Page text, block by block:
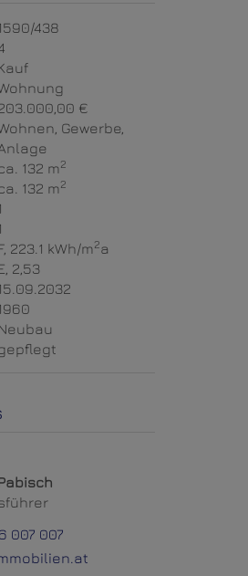
438
€
Gewerbe
132 m2
132 m2
223.1 kWh/m2a
2,53
007 007